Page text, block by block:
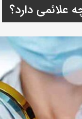
علائمی دارد؟